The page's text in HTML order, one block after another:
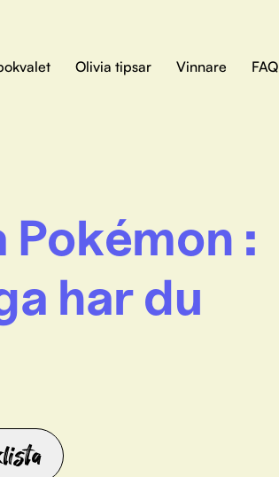
Olivia tipsar Vinnare FAQ
:
har du